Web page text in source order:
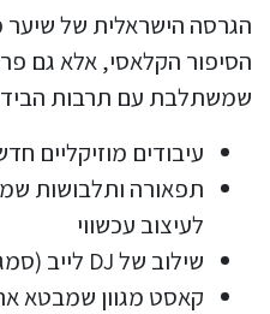
הגרסה הישראלית של
הסיפור הקלאסי, אלא גם
שמשתלבת עם תרבות הבידור
עיבודים מוזיקליים
לעיצוב עכשווי
שילוב של DJ לייב (סמג') בתחילת וסיום כל הצגה
קאסט מגוון שמבטא